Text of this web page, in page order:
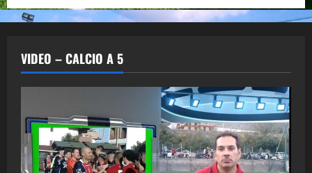
VIDEO – CALCIO A 5